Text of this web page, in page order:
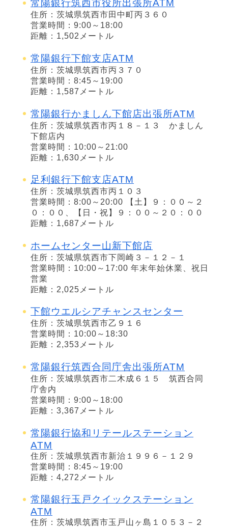
常陽銀行筑西市役所出張所ATM
住所：茨城県筑西市田中町丙３６０
営業時間：9:00～18:00
距離：1,502メートル
常陽銀行下館支店ATM
住所：茨城県筑西市丙３７０
営業時間：8:45～19:00
距離：1,587メートル
常陽銀行かましん下館店出張所ATM
住所：茨城県筑西市丙１８－１３ かましん
下館店内
営業時間：10:00～21:00
距離：1,630メートル
足利銀行下館支店ATM
住所：茨城県筑西市丙１０３
営業時間：8:00～20:00 【土】９：００～２
０：００、【日・祝】９：００～２０：００
距離：1,687メートル
ホームセンター山新下館店
住所：茨城県筑西市下岡崎３－１２－１
営業時間：10:00～17:00 年末年始休業、祝日
営業
距離：2,025メートル
下館ウエルシアチャンスセンター
住所：茨城県筑西市乙９１６
営業時間：10:00～18:30
距離：2,353メートル
常陽銀行筑西合同庁舎出張所ATM
住所：茨城県筑西市二木成６１５ 筑西合同
庁舎内
営業時間：9:00～18:00
距離：3,367メートル
常陽銀行協和リテールステーション
ATM
住所：茨城県筑西市新治１９９６－１２９
営業時間：8:45～19:00
距離：4,272メートル
常陽銀行玉戸クイックステーション
ATM
住所：茨城県筑西市玉戸山ヶ島１０５３－２